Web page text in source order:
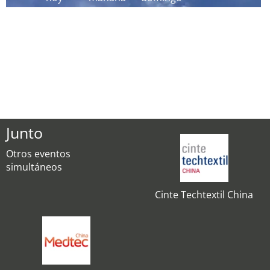
Junto
Otros eventos
simultáneos
Cinte Techtextil China